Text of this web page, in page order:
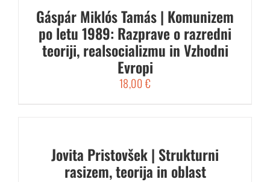
Gáspár Miklós Tamás | Komunizem
po letu 1989: Razprave o razredni
teoriji, realsocializmu in Vzhodni
Evropi
18,00€
Jovita Pristovšek | Strukturni
rasizem, teorija in oblast